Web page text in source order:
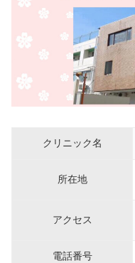
クリニック名
所在地
アクセス
電話番号